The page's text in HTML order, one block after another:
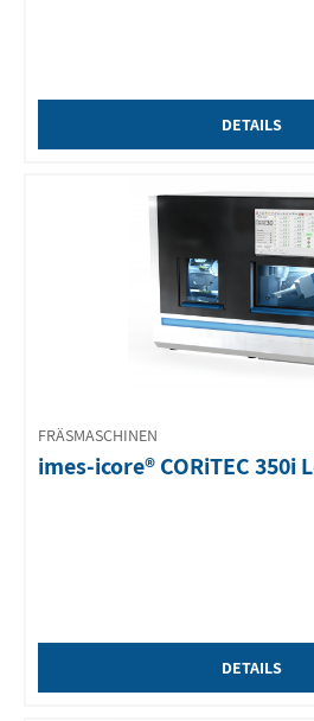
DETAILS
FRÄSMASCHINEN
imes-icore® CORiTEC 350i
DETAILS